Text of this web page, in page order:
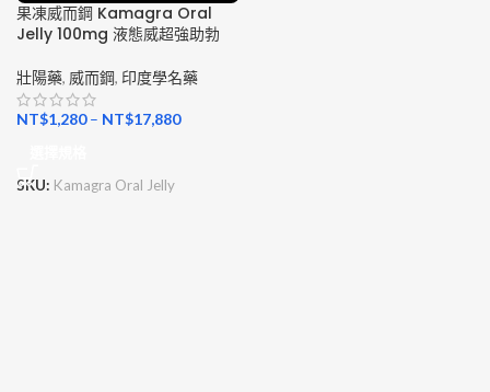
果凍威而鋼 Kamagra Oral
Jelly 100mg 液態威超強助勃
壯陽藥, 威而鋼, 印度學名藥
NT$1,280– NT$17,880
SKU: Kamagra Oral Jelly